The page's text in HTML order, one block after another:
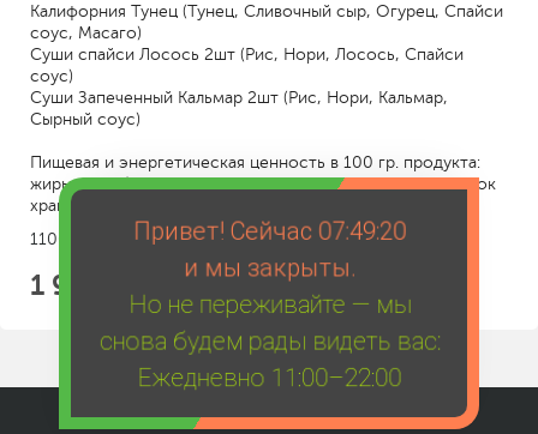
Привет! Сейчас 07:49:20
и мы закрыты.
Но не переживайте — мы
снова будем рады видеть вас:
Ежедневно 11:00–22:00
Калифорния Тунец (Тунец, Сливочный сыр, Огурец, Спайси
соус, Масаго)
Суши спайси Лосось 2шт (Рис, Нори, Лосось, Спайси
соус)
Суши Запеченный Кальмар 2шт (Рис, Нори, Кальмар,
Сырный соус)
Пищевая и энергетическая ценность в 100 гр. продукта:
жиры - 7,2; белки - 5,0; углеводы - 29,9; Ккал - 205,2. Срок
хранения 2 часа при t от +2 до +6.
1100 г.
1 999